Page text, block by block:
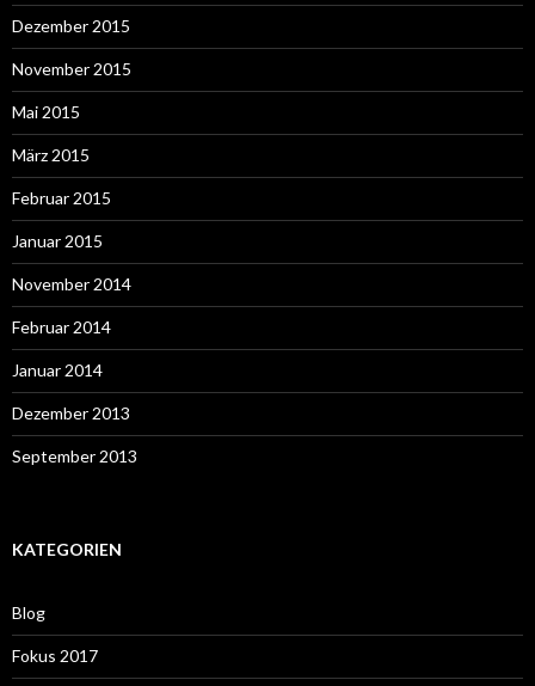
Dezember 2015
November 2015
Mai 2015
März 2015
Februar 2015
Januar 2015
November 2014
Februar 2014
Januar 2014
Dezember 2013
September 2013
KATEGORIEN
Blog
Fokus 2017